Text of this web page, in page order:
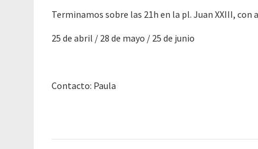
Terminamos sobre las 21h en la pl. Juan XXIII, con
25 de abril / 28 de mayo / 25 de junio
Contacto: Paula